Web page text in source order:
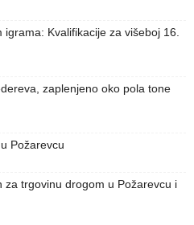
Kvalifikacije za višeboj 16.
zaplenjeno oko pola tone
Požarevcu
za trgovinu drogom u Požarevcu i